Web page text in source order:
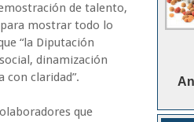
de talento,
mostrar todo lo
“la Diputación
dinamización
con claridad”.
que